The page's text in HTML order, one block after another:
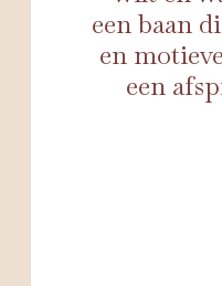
een baan
en
een